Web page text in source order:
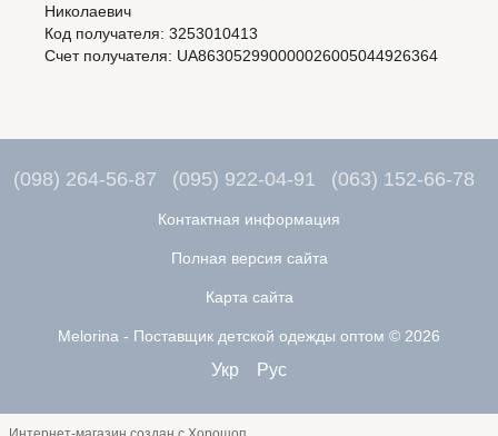
Николаевич
Код получателя: 3253010413
Счет получателя: UA863052990000026005044926364
(098) 264-56-87 (095) 922-04-91 (063) 152-66-78
Контактная информация
Полная версия сайта
Карта сайта
Melorina - Поставщик детской одежды оптом © 2026
Укр Рус